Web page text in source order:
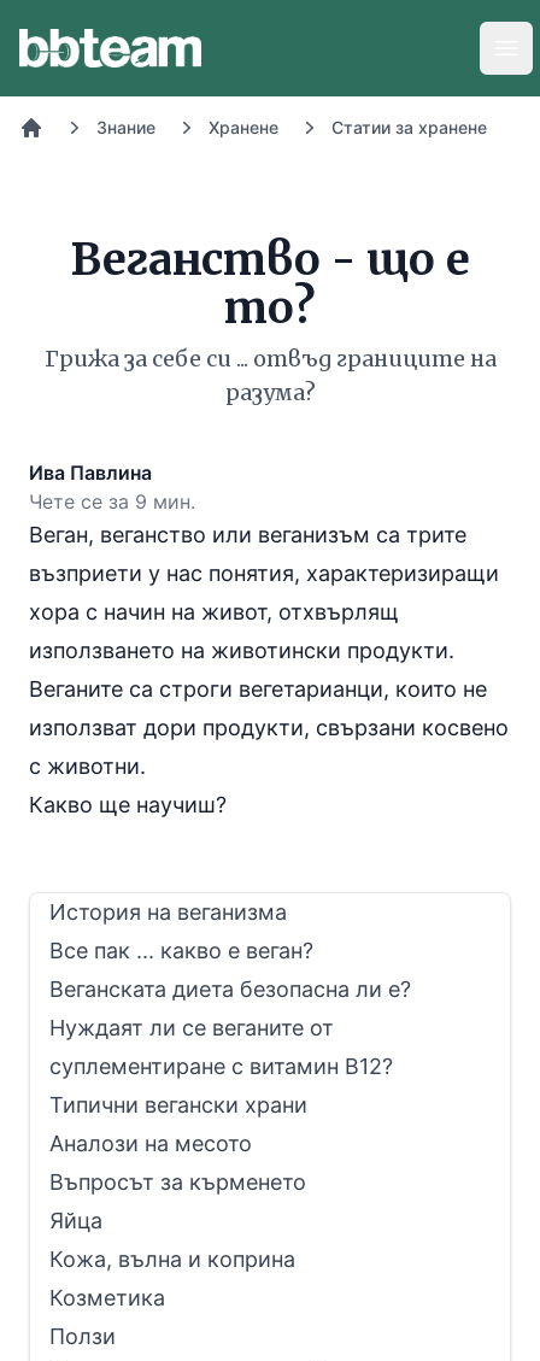
Знание Хранене Статии за хранене
Веганство - що е
то?
Грижа за себе си ... отвъд границите на
разума?
Ива Павлина
Чете се за 9 мин.
Веган, веганство или веганизъм са трите
възприети у нас понятия, характеризиращи
хора с начин на живот, отхвърлящ
използването на животински продукти.
Веганите са строги вегетарианци, които не
използват дори продукти, свързани косвено
с животни.
Какво ще научиш?
История на веганизма
Все пак ... какво е веган?
Веганската диета безопасна ли е?
Нуждаят ли се веганите от
суплементиране с витамин B12?
Типични вегански храни
Аналози на месото
Въпросът за кърменето
Яйца
Кожа, вълна и коприна
Козметика
Ползи